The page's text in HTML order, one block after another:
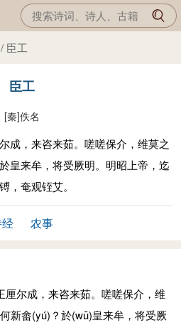
/ 臣工
臣工
[秦]佚名
成，来咨来茹。嗟嗟保介，维莫之
皇来牟，将受厥明。明昭上帝，迄
，奄观铚艾。
农事
厘尔成，来咨来茹。嗟嗟保介，维
新畲(yú) ？於(wū)皇来牟，将受厥